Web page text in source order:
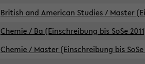
British and American Studies / Master
Chemie / Ba (Einschreibung bis SoSe
Chemie / Master (Einschreibung bis SoSe